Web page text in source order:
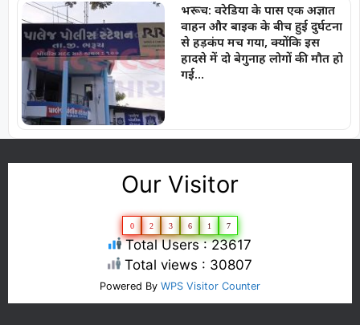
भरूच: वरेडिया के पास एक अज्ञात
वाहन और बाइक के बीच हुई दुर्घटना
से हड़कंप मच गया, क्योंकि इस
हादसे में दो बेगुनाह लोगों की मौत हो
गई…
Our Visitor
0 2 3 6 1 7
Total Users : 23617
Total views : 30807
Powered By WPS Visitor Counter